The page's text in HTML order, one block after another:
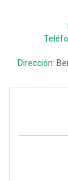
Dirección: